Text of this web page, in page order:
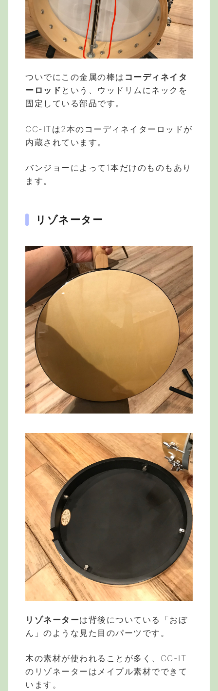
ついでにこの金属の棒は コーディネイタ
ーロッド という、ウッドリムにネックを
固定している部品です。
CC-ITは2本のコーディネイターロッドが
内蔵されています。
バンジョーによって1本だけのものもあり
ます。
リゾネーター
リゾネーターは背後についている「おぼ
ん」のような見た目のパーツです。
木の素材が使われることが多く、CC-IT
のリゾネーターはメイプル素材でできて
います。